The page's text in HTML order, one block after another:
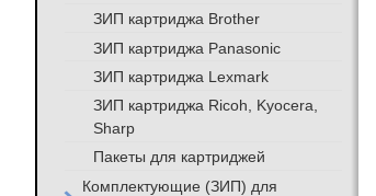
ЗИП картриджа Brother
ЗИП картриджа Panasonic
ЗИП картриджа Lexmark
ЗИП картриджа Ricoh, Kyocera,
Sharp
Пакеты для картриджей
Комплектующие (ЗИП) для